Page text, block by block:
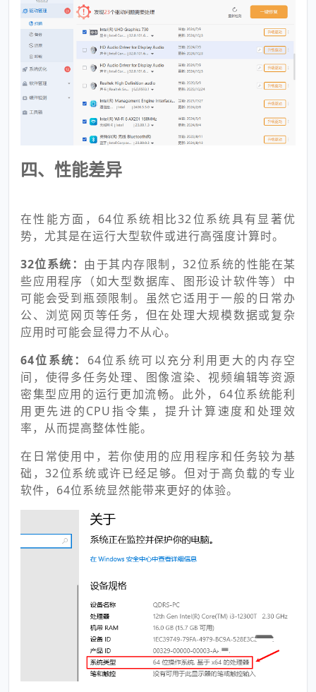
四、性能差异
在性能方面，64位系统相比32位系统具有显著优
势，尤其是在运行大型软件或进行高强度计算时。
32位系统： 由于其内存限制，32位系统的性能在某
些应用程序（如大型数据库、图形设计软件等）中
可能会受到瓶颈限制。虽然它适用于一般的日常办
公、浏览网页等任务，但在处理大规模数据或复杂
应用时可能会显得力不从心。
64位系统： 64位系统可以充分利用更大的内存空
间，使得多任务处理、图像渲染、视频编辑等资源
密集型应用的运行更加流畅。此外，64位系统能利
用更先进的CPU指令集，提升计算速度和处理效
率，从而提高整体性能。
在日常使用中，若你使用的应用程序和任务较为基
础，32位系统或许已经足够。但对于高负载的专业
软件，64位系统显然能带来更好的体验。